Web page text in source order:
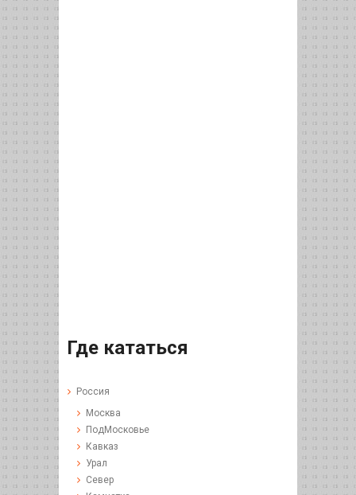
Где кататься
Россия
Москва
ПодМосковье
Кавказ
Урал
Север